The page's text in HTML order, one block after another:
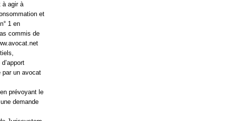
à agir à
et
1 en
commis de
par un avocat
prévoyant le
demande